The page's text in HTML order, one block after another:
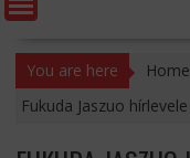
You are here Home
Fukuda Jaszuo